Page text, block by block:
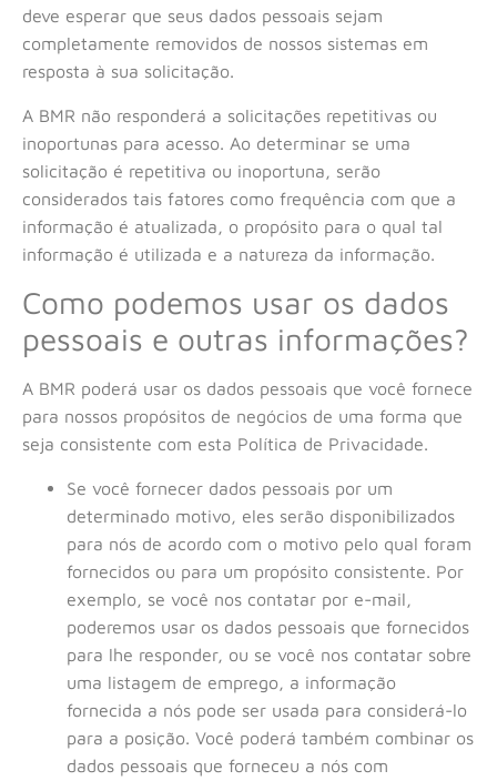
deve esperar que seus dados pessoais sejam
completamente removidos de nossos sistemas em
resposta à sua solicitação.
A BMR não responderá a solicitações repetitivas ou
inoportunas para acesso. Ao determinar se uma
solicitação é repetitiva ou inoportuna, serão
considerados tais fatores como frequência com que a
informação é atualizada, o propósito para o qual tal
informação é utilizada e a natureza da informação.
Como podemos usar os dados
pessoais e outras informações?
A BMR poderá usar os dados pessoais que você fornece
para nossos propósitos de negócios de uma forma que
seja consistente com esta Política de Privacidade.
Se você fornecer dados pessoais por um
determinado motivo, eles serão disponibilizados
para nós de acordo com o motivo pelo qual foram
fornecidos ou para um propósito consistente. Por
exemplo, se você nos contatar por e-mail,
poderemos usar os dados pessoais que fornecidos
para lhe responder, ou se você nos contatar sobre
uma listagem de emprego, a informação
fornecida a nós pode ser usada para considerá-lo
para a posição. Você poderá também combinar os
dados pessoais que forneceu a nós com